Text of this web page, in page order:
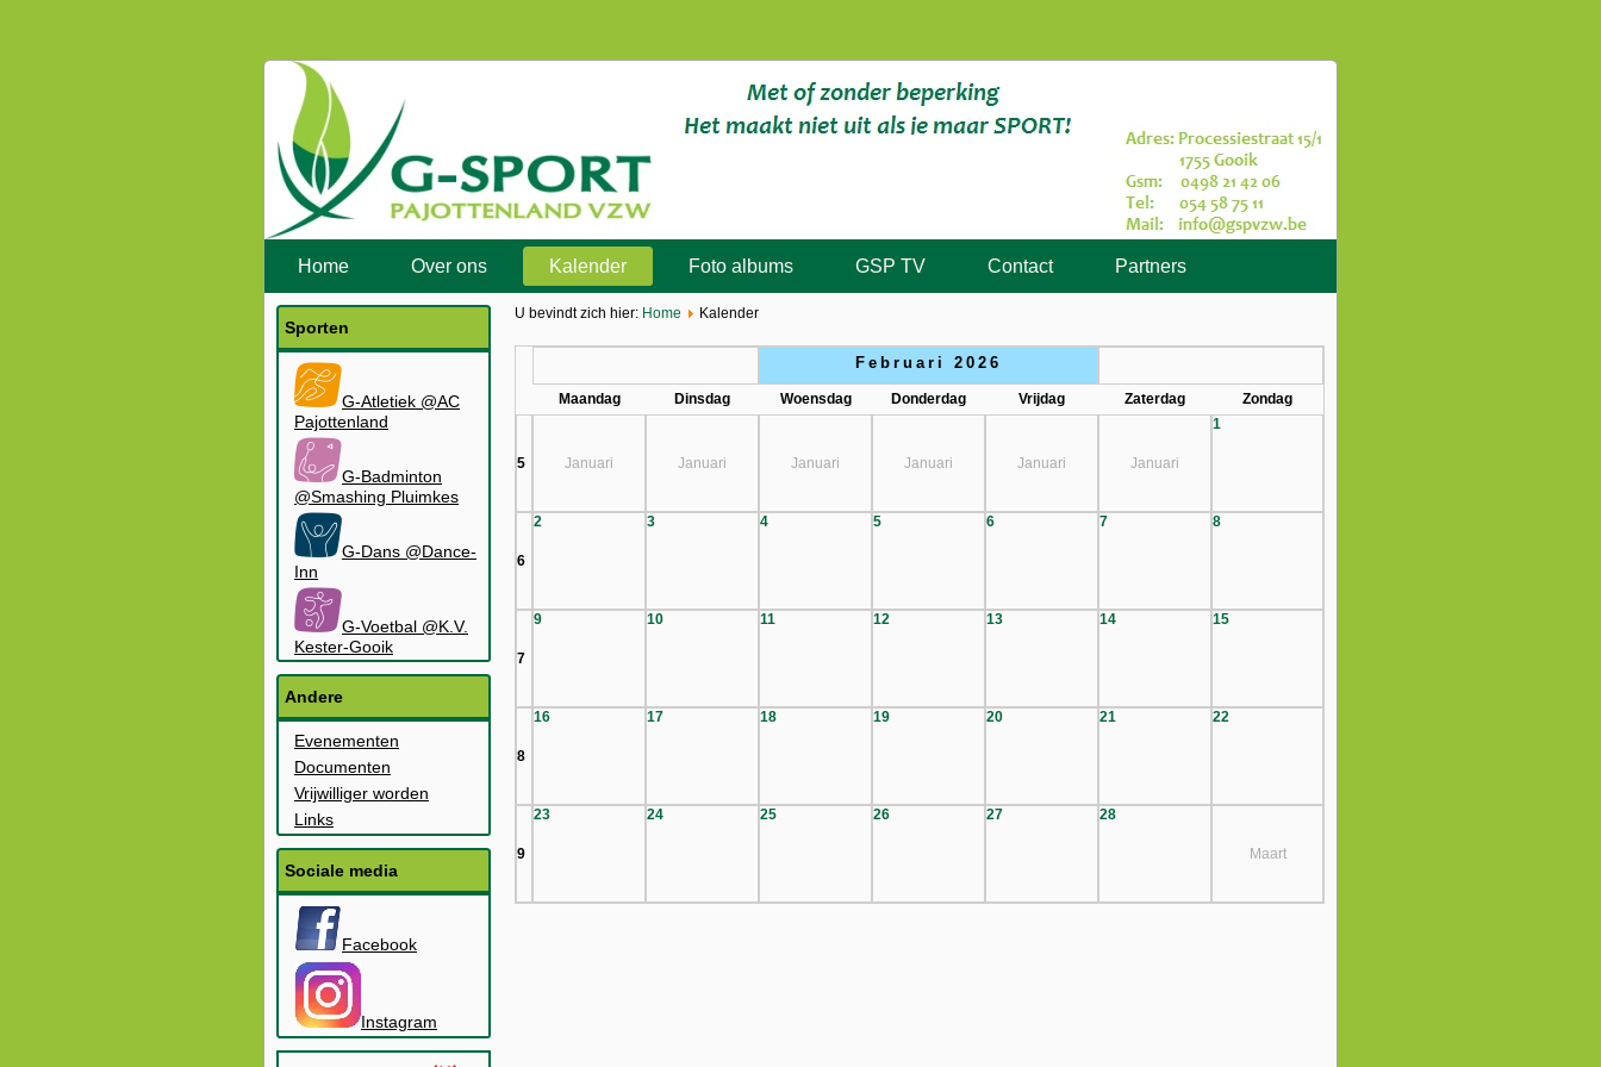
Home Over ons Kalender Foto albums GSP TV Contact Partners
Sporten
G-Atletiek @AC
Pajottenland
G-Badminton
@Smashing Pluimkes
G-Dans @Dance-
Inn
G-Voetbal @K.V.
Kester-Gooik
Andere
Evenementen
Documenten
Vrijwilliger worden
Links
Sociale media
Facebook
Instagram
U bevindt zich hier: Home Kalender
Februari 2026
Maandag Dinsdag Woensdag Donderdag Vrijdag Zaterdag Zondag
5 Januari Januari Januari Januari Januari Januari
1
6
2 3 4 5 6 7 8
7
9 10 11 12 13 14 15
8
16 17 18 19 20 21 22
9
23 24 25 26 27 28
Maart